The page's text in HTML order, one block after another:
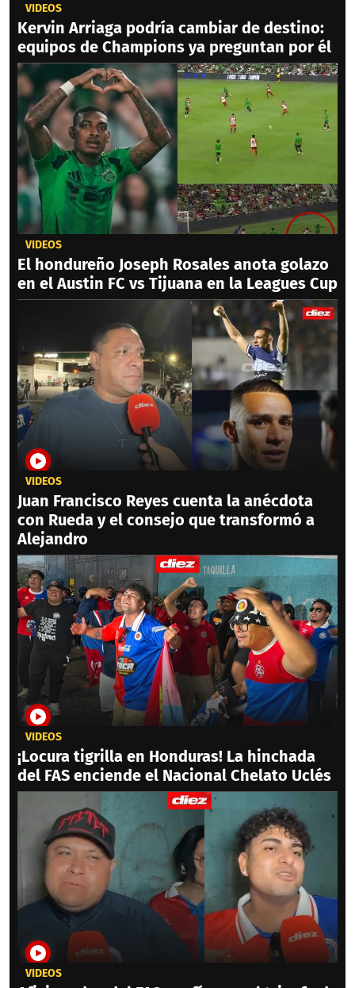
VIDEOS
Kervin Arriaga podría cambiar de destino:
equipos de Champions ya preguntan por él
VIDEOS
El hondureño Joseph Rosales anota golazo
en el Austin FC vs Tijuana en la Leagues Cup
VIDEOS
Juan Francisco Reyes cuenta la anécdota
con Rueda y el consejo que transformó a
Alejandro
VIDEOS
¡Locura tigrilla en Honduras! La hinchada
del FAS enciende el Nacional Chelato Uclés
VIDEOS